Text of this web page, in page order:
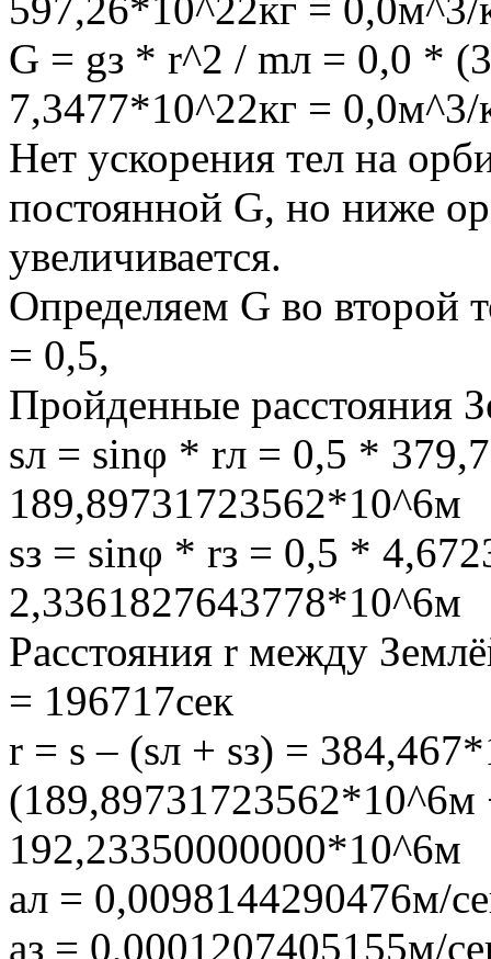
G = gз * r^2 / mл = 0,0 *
7,3477*10^22кг = 0,0м^3/
Нет ускорения тел на
постоянной G, но ниже
увеличивается.
Определяем G во второй
= 0,5,
Пройденные расстояния
sл = sinφ * rл = 0,5 *
189,89731723562*10^6м
sз = sinφ * rз = 0,5 *
2,3361827643778*10^6м
Расстояния r между
= 196717сек
r = s – (sл + sз) =
192,23350000000*10^6м
aл = 0,0098144290476м/
aз = 0,0001207405155м/